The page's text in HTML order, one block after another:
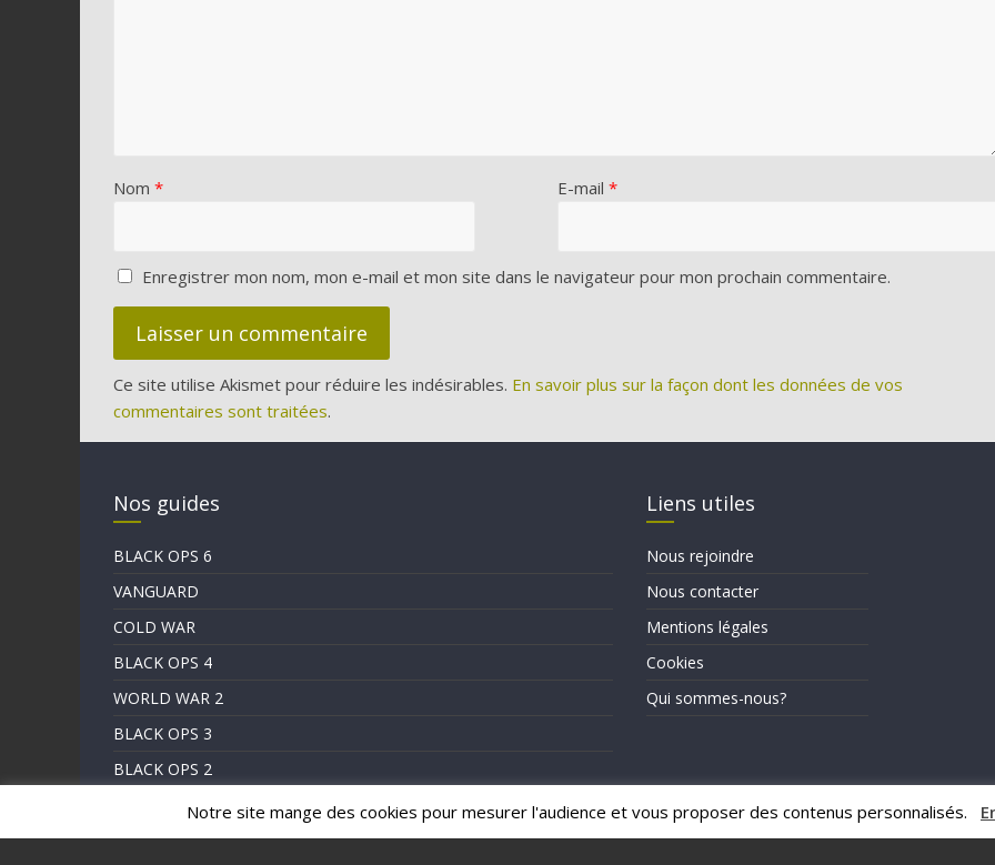
Notre site mange des cookies pour mesurer l'audience et vous proposer des contenus personnalisés.
Nom * E-mail *
Enregistrer mon nom, mon e-mail et mon site dans le navigateur pour mon prochain commentaire.
Ce site utilise Akismet pour réduire les indésirables. En savoir plus sur la façon dont les données de vos
commentaires sont traitées.
Nos guides
BLACK OPS 6
VANGUARD
COLD WAR
BLACK OPS 4
WORLD WAR 2
BLACK OPS 3
BLACK OPS 2
Liens utiles
Nous rejoindre
Nous contacter
Mentions légales
Cookies
Qui sommes-nous?